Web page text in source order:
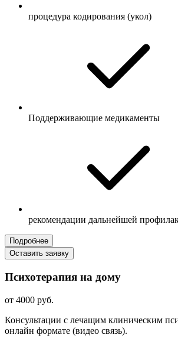
процедура кодирования (укол)
Поддерживающие медикаменты
рекомендации дальнейшей
Подробнее
Оставить заявку
Психотерапия на дому
от 4000 руб.
Консультации с лечащим клиническим
онлайн формате (видео связь).